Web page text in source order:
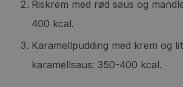
Riskrem med rød saus og
400 kcal.
Karamellpudding med krem og
karamellsaus: 350-400 kcal.